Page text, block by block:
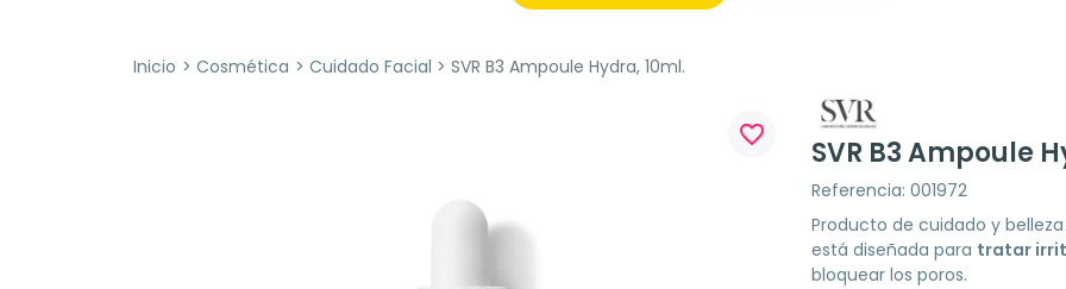
Inicio Cosmética Cuidado Facial SVR B3 Ampoule Hydra, 10ml.
favorite_border
SVR B3 Ampoule
Referencia: 001972
Producto de cuidado y
está diseñada para tratar
bloquear los poros.